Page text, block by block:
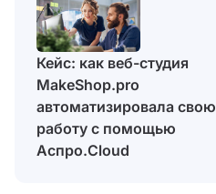
Кейс: как веб-студия
MakeShop.pro
автоматизировала свою
работу с помощью
Аспро.Cloud